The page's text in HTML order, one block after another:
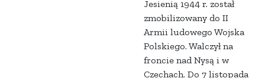
Jesienią 1944 r. został
zmobilizowany do II
Armii ludowego Wojska
Polskiego. Walczył na
froncie nad Nysą i w
Czechach. Do 7 listopada